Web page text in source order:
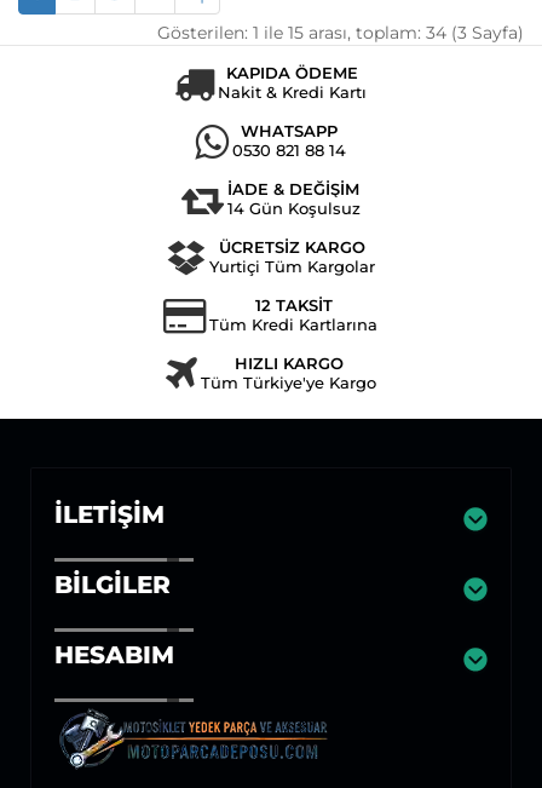
Gösterilen: 1 ile 15 arası, toplam: 34 (3 Sayfa)
KAPIDA ÖDEME
Nakit & Kredi Kartı
WHATSAPP
0530 821 88 14
İADE & DEĞİŞİM
14 Gün Koşulsuz
ÜCRETSİZ KARGO
Yurtiçi Tüm Kargolar
12 TAKSİT
Tüm Kredi Kartlarına
HIZLI KARGO
Tüm Türkiye'ye Kargo
İLETIŞIM
BILGILER
HESABIM